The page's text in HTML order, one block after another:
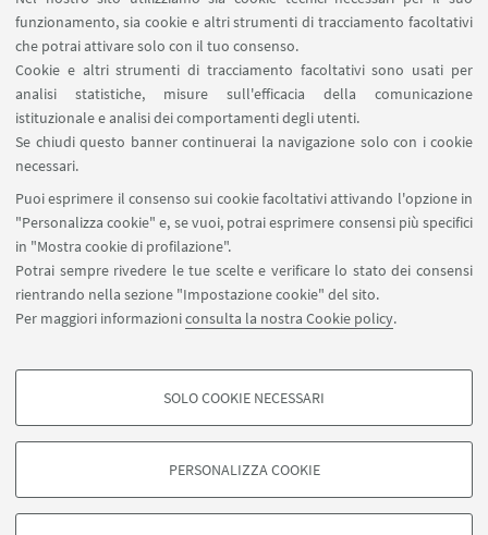
funzionamento, sia cookie e altri strumenti di tracciamento facoltativi
che potrai attivare solo con il tuo consenso.
Cookie e altri strumenti di tracciamento facoltativi sono usati per
analisi statistiche, misure sull'efficacia della comunicazione
istituzionale e analisi dei comportamenti degli utenti.
Se chiudi questo banner continuerai la navigazione solo con i cookie
necessari.
Puoi esprimere il consenso sui cookie facoltativi attivando l'opzione in
"Personalizza cookie" e, se vuoi, potrai esprimere consensi più specifici
in "Mostra cookie di profilazione".
Potrai sempre rivedere le tue scelte e verificare lo stato dei consensi
rientrando nella sezione "Impostazione cookie" del sito.
Per maggiori informazioniconsulta la nostra Cookie policy.
COOKIE DI PROFILAZIONE - FACOLTATIVI
degli utenti, creare profili in base al loro comportamento sul sito, per analisi
di marketing.
SOLO COOKIE NECESSARI
PERSONALIZZA COOKIE
La cucina e la politica tra '800 e '900
«
Precedenti
12
elementi Successivi
12
elementi
»
7 ... 56
Seguici su: